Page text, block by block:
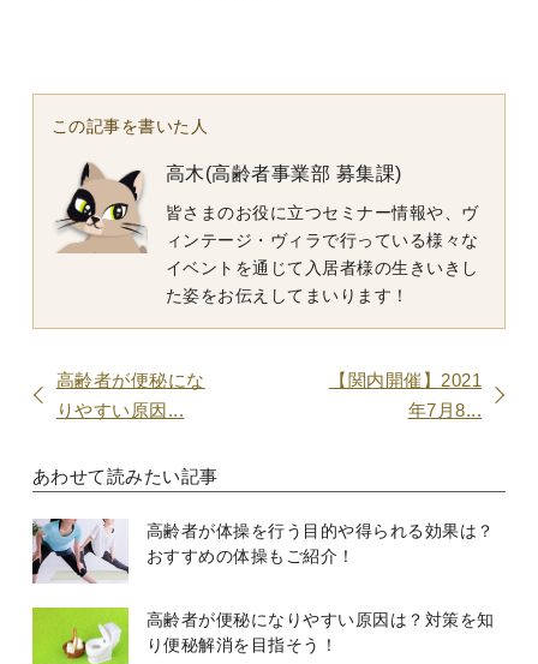
この記事を書いた人
高木(高齢者事業部 募集課)
皆さまのお役に立つセミナー情報や、ヴ
ィンテージ・ヴィラで行っている様々な
イベントを通じて入居者様の生きいきし
た姿をお伝えしてまいります！
高齢者が便秘にな
りやすい原因...
【関内開催】2021
年7月8...
あわせて読みたい記事
高齢者が体操を行う目的や得られる効果は？
おすすめの体操もご紹介！
高齢者が便秘になりやすい原因は？対策を知
り便秘解消を目指そう！